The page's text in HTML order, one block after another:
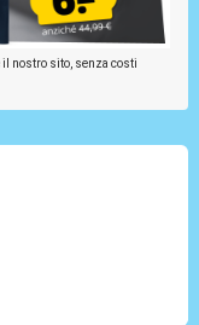
nostro sito, senza costi